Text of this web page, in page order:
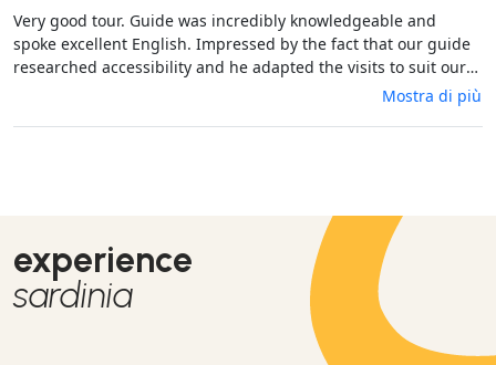
Very good tour. Guide was incredibly knowledgeable and
spoke excellent English. Impressed by the fact that our guide
researched accessibility and he adapted the visits to suit our
ages! Well into retirement. Good value for money. VeryMostra di più
experience
sardinia